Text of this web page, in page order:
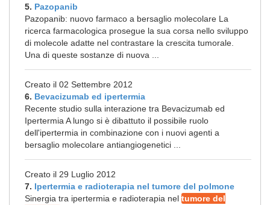
5. Pazopanib
Pazopanib: nuovo farmaco a bersaglio molecolare La
ricerca farmacologica prosegue la sua corsa nello sviluppo
di molecole adatte nel contrastare la crescita tumorale.
Una di queste sostanze di nuova ...
Creato il 02 Settembre 2012
6. Bevacizumab ed ipertermia
Recente studio sulla interazione tra Bevacizumab ed
Ipertermia A lungo si è dibattuto il possibile ruolo
dell'ipertermia in combinazione con i nuovi agenti a
bersaglio molecolare antiangiogenetici ...
Creato il 29 Luglio 2012
7. Ipertermia e radioterapia nel tumore del polmone
Sinergia tra ipertermia e radioterapia nel tumore del